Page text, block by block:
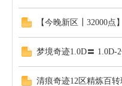
网
【今晚新区┃32000
梦境奇迹1.0D〓 1.0D-
清痕奇迹12区精炼百